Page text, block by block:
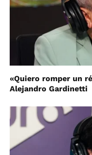
«Quiero romper un
Alejandro Gardinetti